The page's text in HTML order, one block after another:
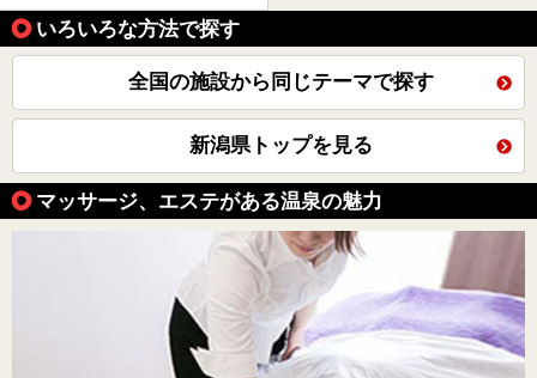
いろいろな方法で探す
全国の施設から同じテーマで探す
新潟県トップを見る
マッサージ、エステがある温泉の魅力